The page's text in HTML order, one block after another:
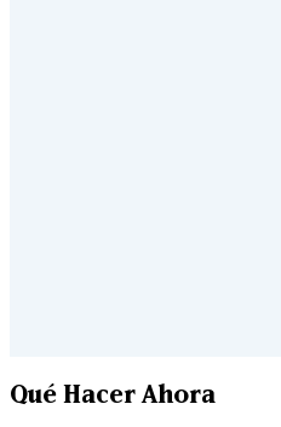
Qué Hacer Ahora